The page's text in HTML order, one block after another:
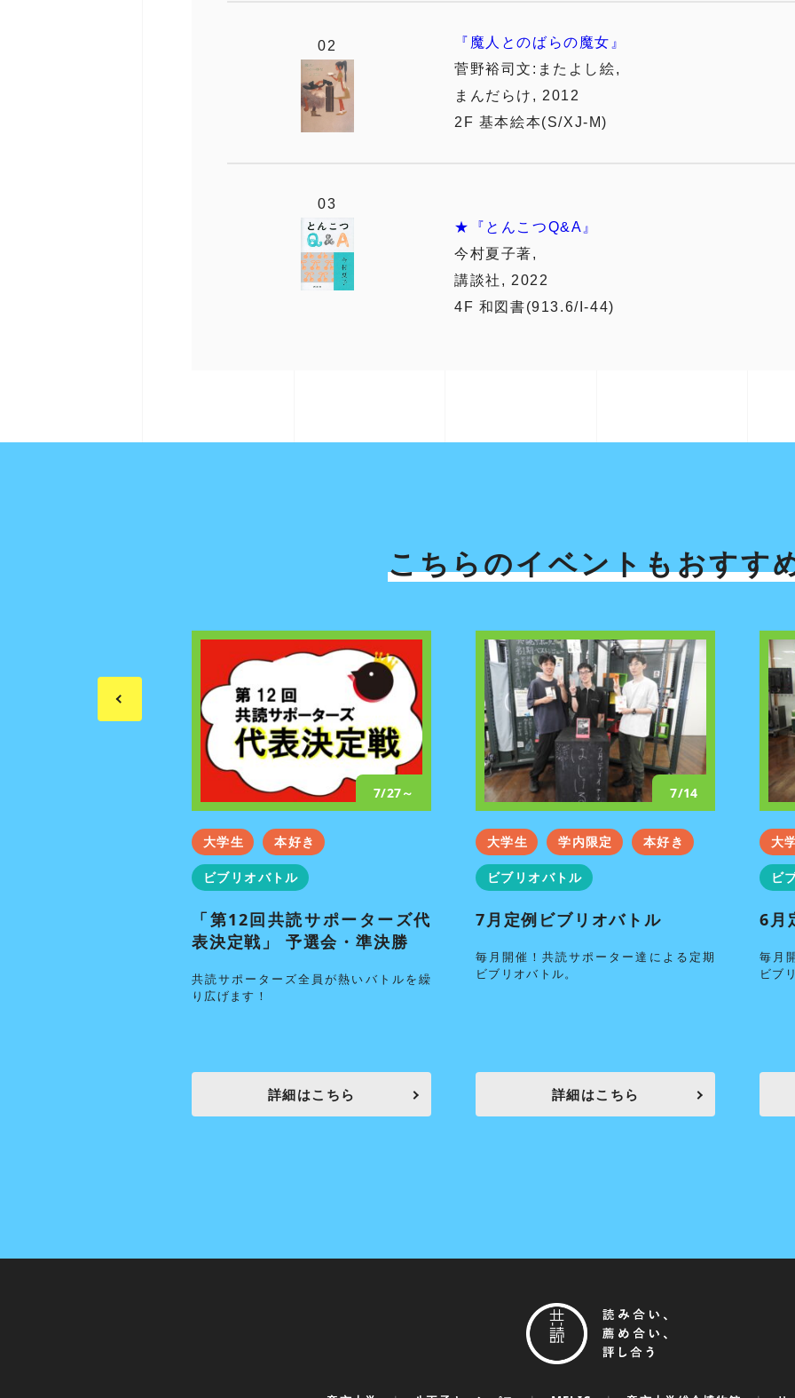
『魔人とのばらの魔女』
菅野裕司文:またよし絵,
まんだらけ, 2012
2F 基本絵本(S/XJ-M)
★『とんこつQ&A』
今村夏子著,
講談社, 2022
4F 和図書(913.6/I-44)
こちらのイベントもおすす
7/27～
大学生 本好き
ビブリオバトル
「第12回共読サポーターズ代
表決定戦」 予選会・準決勝
共読サポーターズ全員が熱いバトルを繰
り広げます！
詳細はこちら
7/14
大学生 学内限定 本好き
ビブリオバトル
7月定例ビブリオバトル
毎月開催！共読サポーター達による定期
ビブリオバトル。
詳細はこちら
大
ビ
6月
毎月
ビブ